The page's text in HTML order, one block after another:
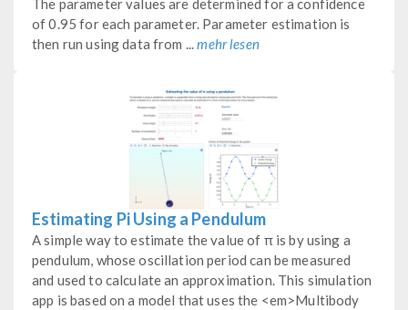
The parameter values are determined for a confidence
of 0.95 for each parameter. Parameter estimation is
then run using data from ...mehr lesen
Estimating Pi Using a Pendulum
A simple way to estimate the value of π is by using a
pendulum, whose oscillation period can be measured
and used to calculate an approximation. This simulation
app is based on a model that uses the <em>Multibody